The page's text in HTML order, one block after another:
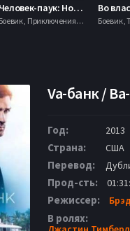
Человек-паук: Новый день (2026)
Боевик , Приключения, Фантастика, Фэнтези, Боевик ,
Va-банк /
Год: 2013
Страна: США
Перевод:
Прод-сть:
Режиссер:
В ролях: